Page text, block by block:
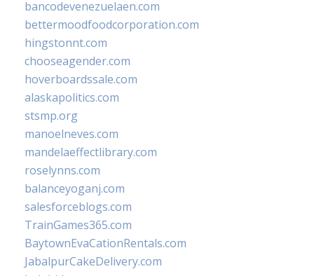
bancodevenezuelaen.com
bettermoodfoodcorporation.com
hingstonnt.com
chooseagender.com
hoverboardssale.com
alaskapolitics.com
stsmp.org
manoelneves.com
mandelaeffectlibrary.com
roselynns.com
balanceyoganj.com
salesforceblogs.com
TrainGames365.com
BaytownEvaCationRentals.com
JabalpurCakeDelivery.com